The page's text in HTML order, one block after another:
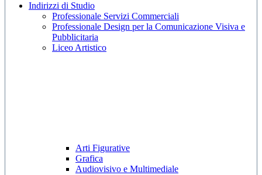
Indirizzi di Studio
Professionale Servizi Commerciali
Professionale Design per la Comunicazione Visiva e
Pubblicitaria
Liceo Artistico
Arti Figurative
Grafica
Audiovisivo e Multimediale